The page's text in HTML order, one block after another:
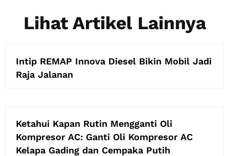
Lihat Artikel Lainnya
Intip REMAP Innova Diesel Bikin Mobil Jadi
Raja Jalanan
Ketahui Kapan Rutin Mengganti Oli
Kompresor AC: Ganti Oli Kompresor AC
Kelapa Gading dan Cempaka Putih